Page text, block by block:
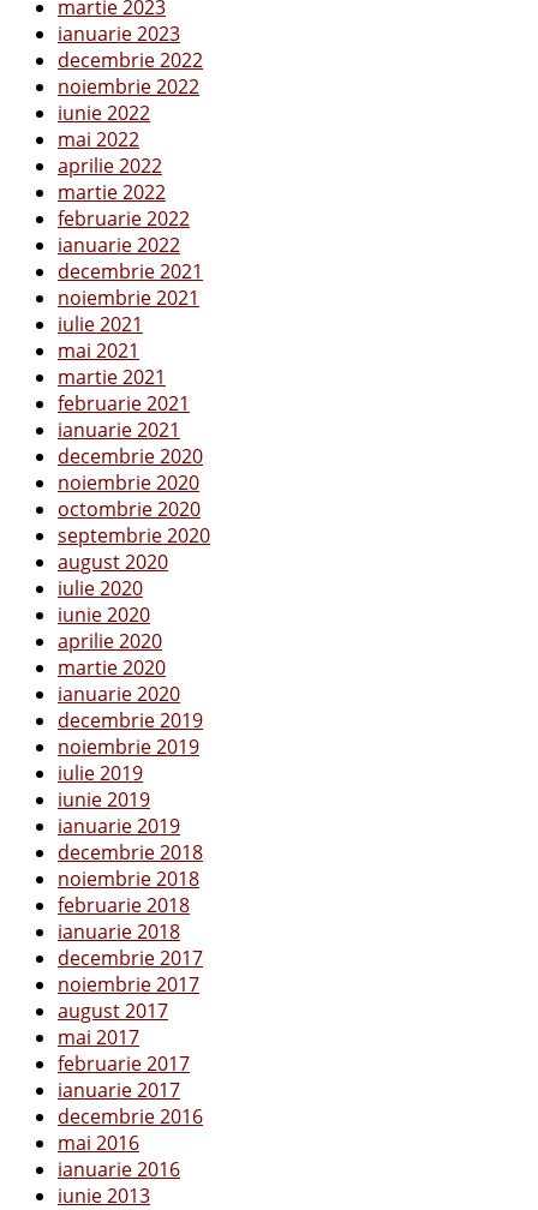
martie 2023
ianuarie 2023
decembrie 2022
noiembrie 2022
iunie 2022
mai 2022
aprilie 2022
martie 2022
februarie 2022
ianuarie 2022
decembrie 2021
noiembrie 2021
iulie 2021
mai 2021
martie 2021
februarie 2021
ianuarie 2021
decembrie 2020
noiembrie 2020
octombrie 2020
septembrie 2020
august 2020
iulie 2020
iunie 2020
aprilie 2020
martie 2020
ianuarie 2020
decembrie 2019
noiembrie 2019
iulie 2019
iunie 2019
ianuarie 2019
decembrie 2018
noiembrie 2018
februarie 2018
ianuarie 2018
decembrie 2017
noiembrie 2017
august 2017
mai 2017
februarie 2017
ianuarie 2017
decembrie 2016
mai 2016
ianuarie 2016
iunie 2013